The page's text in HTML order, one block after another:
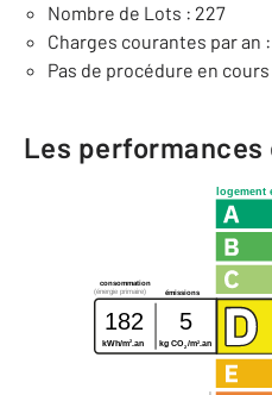
Nombre de Lots : 227
Charges courantes par an :
Pas de procédure en cours
Les
logement
consommation
émissions
(énergie primaire)
182 5
kWh/m2.an kg CO2 /m2 .an